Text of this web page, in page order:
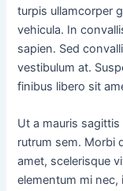
turpis ullamcorper
vehicula. In
sapien. Sed
vestibulum at.
finibus libero sit
Ut a mauris
rutrum sem. Morbi
amet, scelerisque
elementum mi nec,